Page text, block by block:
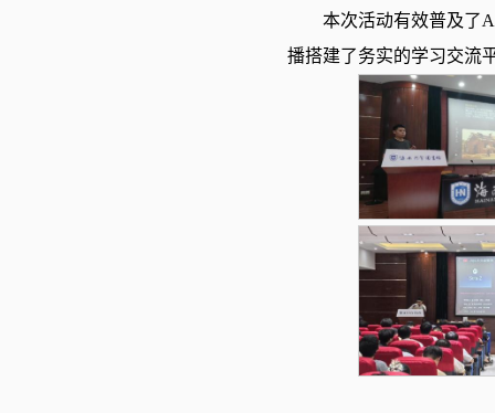
本次活动有效普及了
播搭建了务实的学习交流